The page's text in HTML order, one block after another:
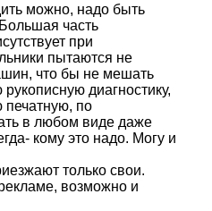
можно, надо быть
часть
при
пытаются не
что бы не мешать
диагностику,
по
в любом виде даже
кому это надо. Могу и
только свои.
возможно и